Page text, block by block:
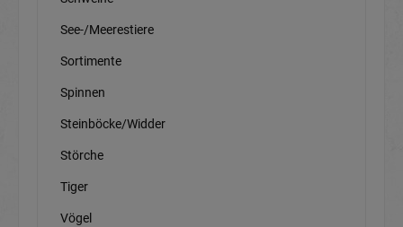
See-/Meerestiere
Sortimente
Spinnen
Steinböcke/Widder
Störche
Tiger
Vögel